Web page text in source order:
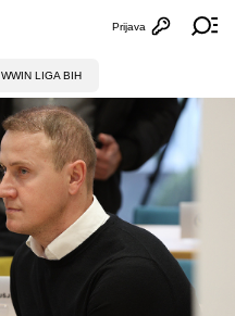
Otvori
Prijava
WWIN LIGA BIH